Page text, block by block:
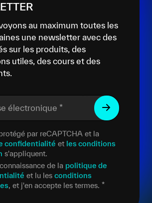
au maximum toutes les
une newsletter avec des
sur les produits, des
utiles, des cours et des
électronique *
par reCAPTCHA et la
confidentialité et les conditions
s'appliquent.
de la politique de
et lu les conditions
, et j'en accepte les termes. *